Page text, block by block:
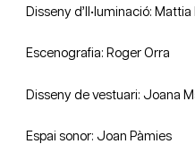
Disseny d’Il•luminació: Mattia
Escenografia: Roger Orra
Disseny de vestuari: Joana
Espai sonor: Joan Pàmies